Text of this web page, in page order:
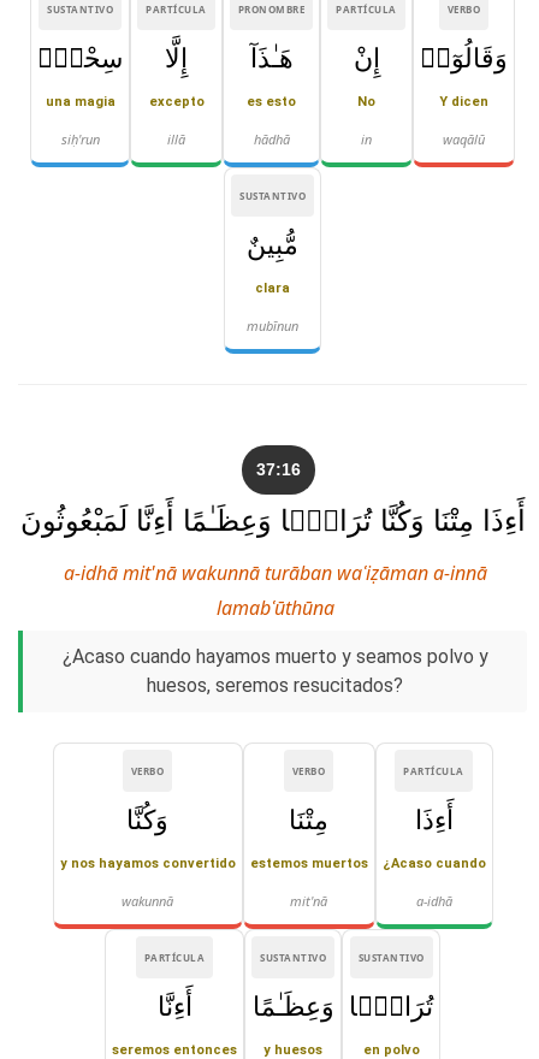
VERBO
وَقَالُوٓا۟
Y dicen
waqālū
PARTÍCULA
إِنْ
No
in
PRONOMBRE
هَـٰذَآ
es esto
hādhā
PARTÍCULA
إِلَّا
excepto
illā
SUSTANTIVO
سِحْرٌۭ
una magia
siḥ'run
SUSTANTIVO
مُّبِينٌ
clara
mubīnun
37:16
أَءِذَا مِتْنَا وَكُنَّا تُرَابًۭا وَعِظَـٰمًا أَءِنَّا لَمَبْعُوثُونَ
a-idhā mit'nā wakunnā turāban waʿiẓāman a-innā
lamabʿūthūna
¿Acaso cuando hayamos muerto y seamos polvo y
huesos, seremos resucitados?
PARTÍCULA
أَءِذَا
¿Acaso cuando
a-idhā
VERBO
مِتْنَا
estemos muertos
mit'nā
VERBO
وَكُنَّا
y nos hayamos convertido
wakunnā
SUSTANTIVO
تُرَابًۭا
en polvo
SUSTANTIVO
وَعِظَـٰمًا
y huesos
PARTÍCULA
أَءِنَّا
seremos entonces